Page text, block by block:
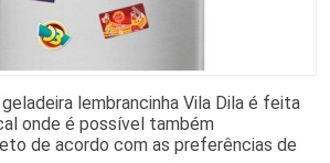
lembrancinha Vila Dila é feita
onde é possível também
de acordo com as preferências de